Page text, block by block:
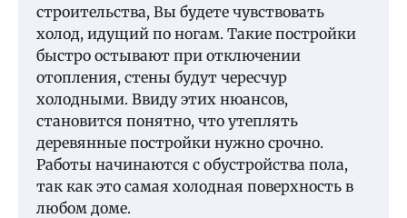
строительства, Вы будете чувствовать
холод, идущий по ногам. Такие постройки
быстро остывают при отключении
отопления, стены будут чересчур
холодными. Ввиду этих нюансов,
становится понятно, что утеплять
деревянные постройки нужно срочно.
Работы начинаются с обустройства пола,
так как это самая холодная поверхность в
любом доме.